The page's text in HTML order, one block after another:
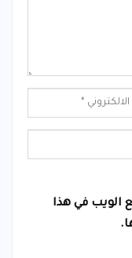
الويب في هذا